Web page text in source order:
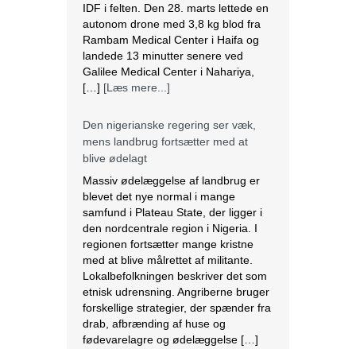
Massiv ødelæggelse af landbrug er
blevet det nye normal i mange
samfund i Plateau State, der ligger i
den nordcentrale region i Nigeria. I
regionen fortsætter mange kristne
med at blive målrettet af militante.
etnisk udrensning. Angriberne bruger
forskellige strategier, der spænder fra
drab, afbrænding af huse og
[Læs mere...]
Tre kristne mere anholdt i Indien
Sidste torsdag blev tre kristne
fængslet, efter at de var blevet
angrebet af en pøbel af radikale
hinduistiske nationalister i Uttar
Pradesh, Indien. Over et dusin kristne
blev såret, herunder to præster. Efter
angrebet anholdt politiet de tre kristne